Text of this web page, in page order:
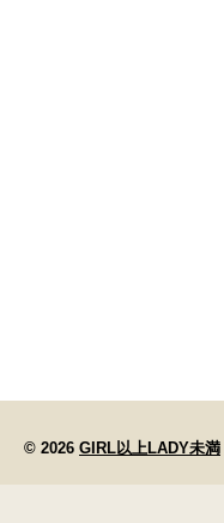
© 2026 GIRL以上LADY未満